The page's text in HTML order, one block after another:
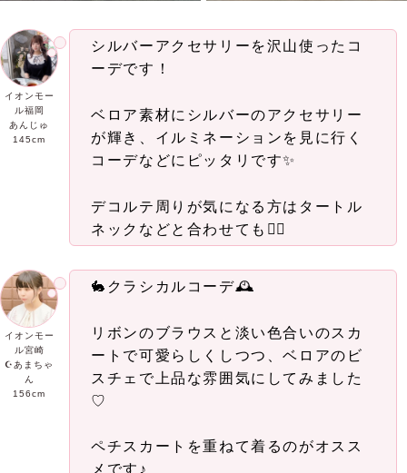
イオンモー
ル福岡
あん じ ゅ
145cm
シルバーアクセサリーを沢山使ったコ
ーデです！
ベロア素材にシルバーのアクセサリー
が輝き、イルミネーションを見に行く
コーデなどにピッタリです✨️
デコルテ周りが気になる方はタートル
ネックなどと合わせても🙆‍♀️
イオンモー
ル宮崎
☪あまちゃ
ん
156cm
🐇クラシカルコーデ🕰
リボンのブラウスと淡い色合いのスカ
ートで可愛らしくしつつ、ベロアのビ
スチェで上品な雰囲気にしてみました
♡
ペチスカートを重ねて着るのがオスス
メです♪